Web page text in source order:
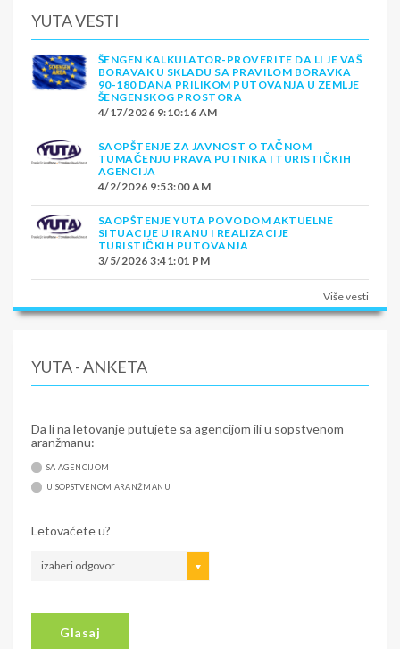
YUTA VESTI
ŠENGEN KALKULATOR-PROVERITE DA LI JE VAŠ
BORAVAK U SKLADU SA PRAVILOM BORAVKA
90-180 DANA PRILIKOM PUTOVANJA U ZEMLJE
ŠENGENSKOG PROSTORA
4/17/2026 9:10:16 AM
SAOPŠTENJE ZA JAVNOST O TAČNOM
TUMAČENJU PRAVA PUTNIKA I TURISTIČKIH
AGENCIJA
4/2/2026 9:53:00 AM
SAOPŠTENJE YUTA POVODOM AKTUELNE
SITUACIJE U IRANU I REALIZACIJE
TURISTIČKIH PUTOVANJA
3/5/2026 3:41:01 PM
Više vesti
YUTA - ANKETA
Da li na letovanje putujete sa agencijom ili u sopstvenom
aranžmanu:
SA AGENCIJOM
U SOPSTVENOM ARANŽMANU
Letovaćete u?
izaberi odgovor
Glasaj